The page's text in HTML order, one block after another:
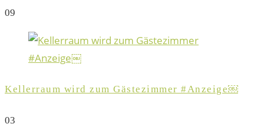
09
Kellerraum wird zum Gästezimmer #Anzeige￼
03